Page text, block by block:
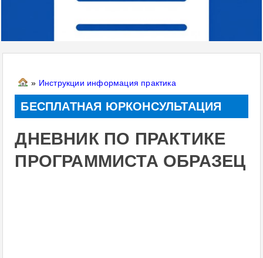
» Инструкции информация практика
БЕСПЛАТНАЯ ЮРКОНСУЛЬТАЦИЯ
ДНЕВНИК ПО ПРАКТИКЕ
ПРОГРАММИСТА ОБРАЗЕЦ